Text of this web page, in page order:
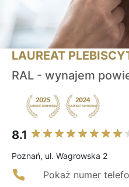
LAUREAT
RAL - wynajem
8.1
Poznań, ul. Wagrowska 2
Pokaż numer